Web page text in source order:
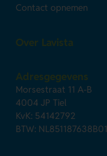
Contact opnemen
Over Lavista
Adresgegevens
Morsestraat 11 A-B
4004 JP Tiel
KvK: 54142792
BTW: NL851187638B01